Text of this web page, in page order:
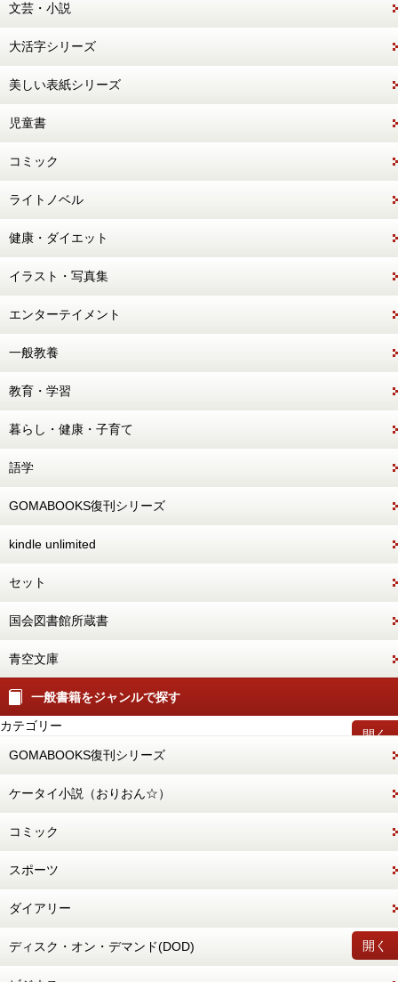
文芸・小説
大活字シリーズ
美しい表紙シリーズ
児童書
コミック
ライトノベル
健康・ダイエット
イラスト・写真集
エンターテイメント
一般教養
教育・学習
暮らし・健康・子育て
語学
GOMABOOKS復刊シリーズ
kindle unlimited
セット
国会図書館所蔵書
青空文庫
一般書籍をジャンルで探す
開く
カテゴリー
GOMABOOKS復刊シリーズ
ケータイ小説（おりおん☆）
コミック
スポーツ
ダイアリー
開く
ディスク・オン・デマンド(DOD)